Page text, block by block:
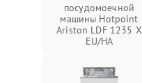
посудомоечной
машины Hotpoint
Ariston LDF 1235 X
EU/HA